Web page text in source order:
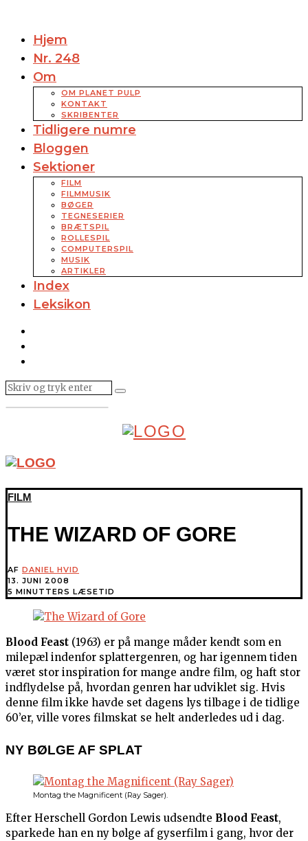
Hjem
Nr. 248
Om
OM PLANET PULP
KONTAKT
SKRIBENTER
Tidligere numre
Bloggen
Sektioner
FILM
FILMMUSIK
BØGER
TEGNESERIER
BRÆTSPIL
ROLLESPIL
COMPUTERSPIL
MUSIK
ARTIKLER
Index
Leksikon
FILM
THE WIZARD OF GORE
AF DANIEL HVID
13. JUNI 2008
5 MINUTTERS LÆSETID
Blood Feast (1963) er på mange måder kendt som en
milepæl indenfor splattergenren, og har igennem tiden
været stor inspiration for mange andre film, og haft stor
indflydelse på, hvordan genren har udviklet sig. Hvis
denne film ikke havde set dagens lys tilbage i de tidlige
60’er, ville vores filmskat se helt anderledes ud i dag.
NY BØLGE AF SPLAT
Montag the Magnificent (Ray Sager).
Efter Herschell Gordon Lewis udsendte Blood Feast,
sparkede han en ny bølge af gyserfilm i gang, hvor der